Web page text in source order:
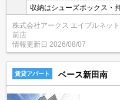
収納はシューズボックス・
することも可能です。独立
どがついているので化粧や
レベータ・敷地内ごみ置き
るので便利です。快適に生
れている物件です。
株式会社アークス エイブルネッ
前店
情報更新日 2026/08/07
賃貸アパート ベース新田南